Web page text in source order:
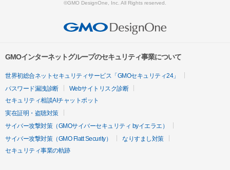
©GMO DesignOne, Inc. All Rights reserved.
GMOインターネットグループのセキュリティ事業について
世界初総合ネットセキュリティサービス「GMOセキュリティ24」
パスワード漏洩診断
Webサイトリスク診断
セキュリティ相談AIチャットボット
実在証明・盗聴対策
サイバー攻撃対策（GMOサイバーセキュリティ byイエラエ）
サイバー攻撃対策（GMO Flatt Security）
なりすまし対策
セキュリティ事業の軌跡